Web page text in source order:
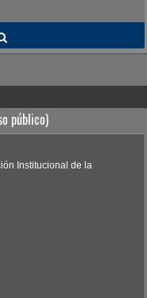
u
apúblico)
Institucional de la